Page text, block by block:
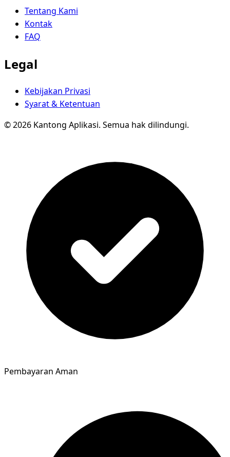
Tentang Kami
Kontak
FAQ
Legal
Kebijakan Privasi
Syarat & Ketentuan
© 2026 Kantong Aplikasi. Semua hak dilindungi.
Pembayaran Aman